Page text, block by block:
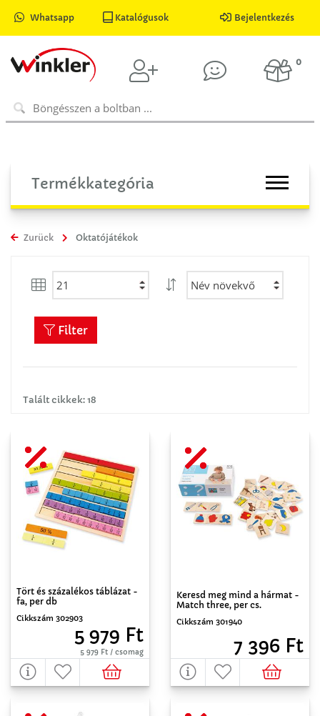
Whatsapp Katalógusok Bejelentkezés
0
Termékkategória
Zurück Oktatójátékok
Talált cikkek: 18
Filter
Tört és százalékos táblázat -
fa, per db
Cikkszám 302903
5 979 Ft
5 979 Ft / csomag
Keresd meg mind a hármat -
Match three, per cs.
Cikkszám 301940
7 396 Ft